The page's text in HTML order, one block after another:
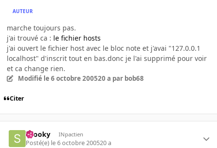
AUTEUR
marche toujours pas.
j'ai trouvé ca : le fichier hosts
j'ai ouvert le fichier host avec le bloc note et j'avai "127.0.0.1
localhost" d'inscrit tout en bas.donc je l'ai supprimé pour voir
et ca change rien.
Modifié le 6 octobre 200520 a par bob68
Citer
snooky INpactien
Posté(e) le 6 octobre 200520 a